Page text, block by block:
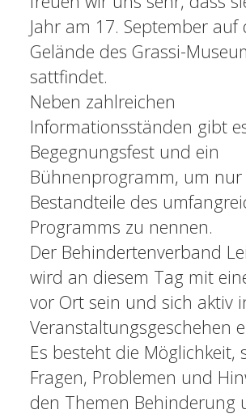
Jahr am 17. September auf
Gelände des Grassi-
sattfindet.
Neben zahlreichen
Informationsständen gibt
Begegnungsfest und ein
Bühnenprogramm, um nur
Bestandteile des
Programms zu nennen.
Der Behindertenverband
wird an diesem Tag mit
vor Ort sein und sich aktiv
Veranstaltungsgeschehen
Es besteht die Möglichkeit,
Fragen, Problemen und
den Themen Behinderung